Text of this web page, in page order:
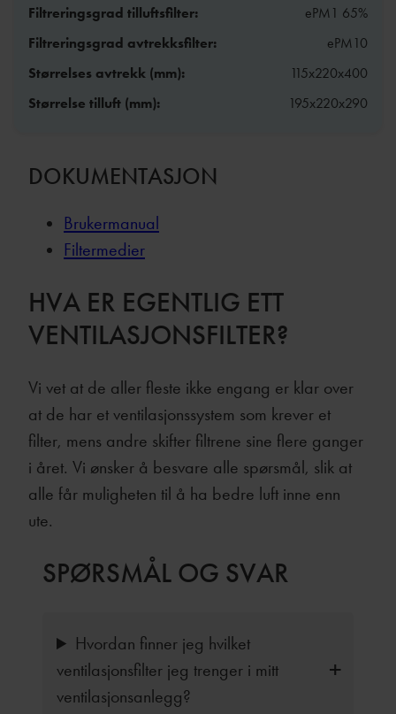
Filtreringsgrad tilluftsfilter:
ePM1 65%
Filtreringsgrad avtrekksfilter:
ePM10
Størrelses avtrekk (mm):
115x220x400
Størrelse tilluft (mm):
195x220x290
DOKUMENTASJON
Brukermanual
Filtermedier
HVA ER EGENTLIG ETT
VENTILASJONSFILTER?
Vi vet at de aller fleste ikke engang er klar over
at de har et ventilasjonssystem som krever et
filter, mens andre skifter filtrene sine flere ganger
i året. Vi ønsker å besvare alle spørsmål, slik at
alle får muligheten til å ha bedre luft inne enn
ute.
SPØRSMÅL OG SVAR
Hvordan finner jeg hvilket
ventilasjonsfilter jeg trenger i mitt
ventilasjonsanlegg?